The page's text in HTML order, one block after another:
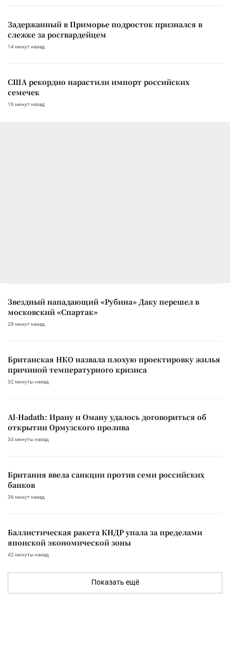
Задержанный в Приморье подросток признался в
слежке за росгвардейцем
14 минут назад
США рекордно нарастили импорт российских
семечек
16 минут назад
Звездный нападающий «Рубина» Даку перешел в
московский «Спартак»
28 минут назад
Британская НКО назвала плохую проектировку жилья
причиной температурного кризиса
32 минуты назад
Al-Hadath: Ирану и Оману удалось договориться об
открытии Ормузского пролива
34 минуты назад
Британия ввела санкции против семи российских
банков
36 минут назад
Баллистическая ракета КНДР упала за пределами
японской экономической зоны
42 минуты назад
Показать ещё